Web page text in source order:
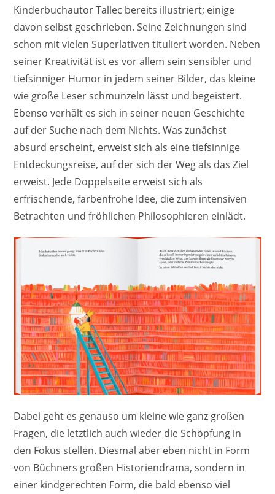
Kinderbuchautor Tallec bereits illustriert; einige
davon selbst geschrieben. Seine Zeichnungen sind
schon mit vielen Superlativen tituliert worden. Neben
seiner Kreativität ist es vor allem sein sensibler und
tiefsinniger Humor in jedem seiner Bilder, das kleine
wie große Leser schmunzeln lässt und begeistert.
Ebenso verhält es sich in seiner neuen Geschichte
auf der Suche nach dem Nichts. Was zunächst
absurd erscheint, erweist sich als eine tiefsinnige
Entdeckungsreise, auf der sich der Weg als das Ziel
erweist. Jede Doppelseite erweist sich als
erfrischende, farbenfrohe Idee, die zum intensiven
Betrachten und fröhlichen Philosophieren einlädt.
Dabei geht es genauso um kleine wie ganz großen
Fragen, die letztlich auch wieder die Schöpfung in
den Fokus stellen. Diesmal aber eben nicht in Form
von Büchners großen Historiendrama, sondern in
einer kindgerechten Form, die bald ebenso viel